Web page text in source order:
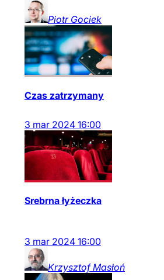
Piotr Gociek
Czas zatrzymany
3 mar 2024 16:00
Srebrna łyżeczka
3 mar 2024 16:00
Krzysztof Masłoń